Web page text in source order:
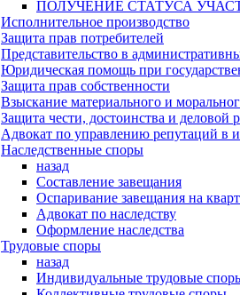
ПОЛУЧЕНИЕ СТАТУСА
Исполнительное производство
Защита прав потребителей
Представительство в
Юридическая помощь при
Защита прав собственности
Взыскание материального и
Защита чести, достоинства и деловой
Адвокат по управлению репутаций в
Наследственные споры
назад
Составление завещания
Оспаривание завещания на
Адвокат по наследству
Оформление наследства
Трудовые споры
назад
Индивидуальные трудовые